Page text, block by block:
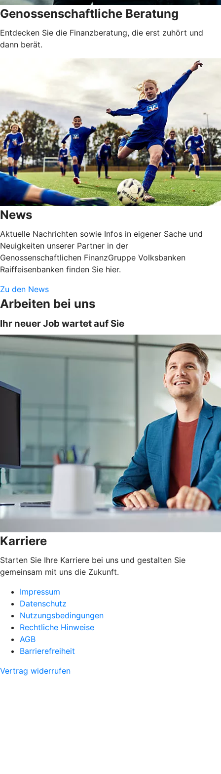
Genossenschaftliche Beratung
Entdecken Sie die Finanzberatung, die erst zuhört und
dann berät.
News
Aktuelle Nachrichten sowie Infos in eigener Sache und
Neuigkeiten unserer Partner in der
Genossenschaftlichen FinanzGruppe Volksbanken
Raiffeisenbanken finden Sie hier.
Zu den News
Arbeiten bei uns
Ihr neuer Job wartet auf Sie
Karriere
Starten Sie Ihre Karriere bei uns und gestalten Sie
gemeinsam mit uns die Zukunft.
Impressum
Datenschutz
Nutzungsbedingungen
Rechtliche Hinweise
AGB
Barrierefreiheit
Vertrag widerrufen